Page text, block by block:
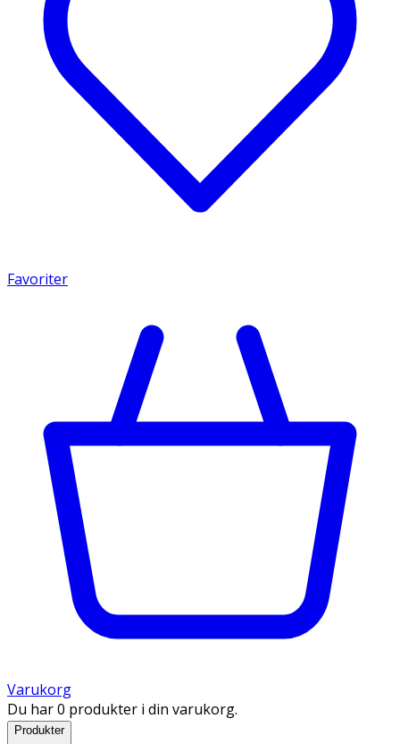
Favoriter
Varukorg
Du har 0 produkter i din varukorg.
Produkter